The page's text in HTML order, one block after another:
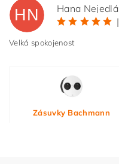
HN
Hana Nejedlá
|
Velká spokojenost
Zásuvky Bachmann